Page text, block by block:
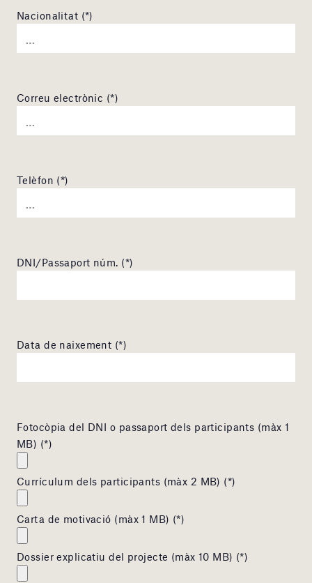
Nacionalitat (*)
Correu electrònic (*)
Telèfon (*)
DNI/Passaport núm. (*)
Data de naixement (*)
Fotocòpia del DNI o passaport dels participants (màx 1
MB) (*)
Currículum dels participants (màx 2 MB) (*)
Carta de motivació (màx 1 MB) (*)
Dossier explicatiu del projecte (màx 10 MB) (*)